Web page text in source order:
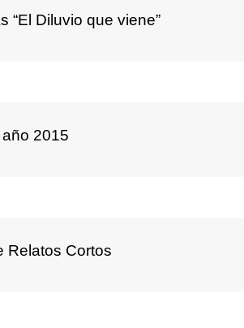
“El Diluvio que viene”
2015
Relatos Cortos